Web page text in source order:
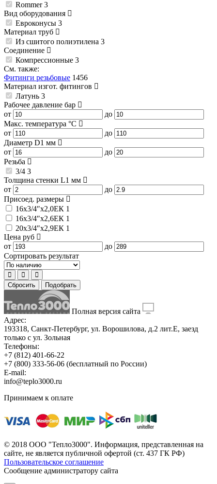
Rommer3
Вид оборудования
Евроконусы 3
Материал труб
Из сшитого полиэтилена 3
Соединение
Компрессионные 3
См. также:
Фитинги резьбовые 1456
Материал изгот. фитингов
Латунь 3
Рабочее давление бар
от
до
Макс. температура °C
от
до
Диаметр D1 мм
от
до
Резьба
3/4 3
Толщина стенки L1 мм
от
до
Присоед. размеры
16x3/4″x2,0ЕК 1
16x3/4″x2,6ЕК 1
20x3/4″x2,9ЕК 1
Цена руб
от
до
Сортировать результат
Сбросить Подобрать
Полная версия сайта
Адрес:
193318, Санкт-Петербург, ул. Ворошилова, д.2 лит.Е, заезд
только с ул. Зольная
Телефоны:
+7 (812) 401-66-22
+7 (800) 333-56-06 (бесплатный по России)
E-mail:
info@teplo3000.ru
Принимаем к оплате
© 2018 ООО "Тепло3000". Информация, представленная на
сайте, не является публичной офертой (ст. 437 ГК РФ)
Пользовательское соглашение
Сообщение администратору сайта